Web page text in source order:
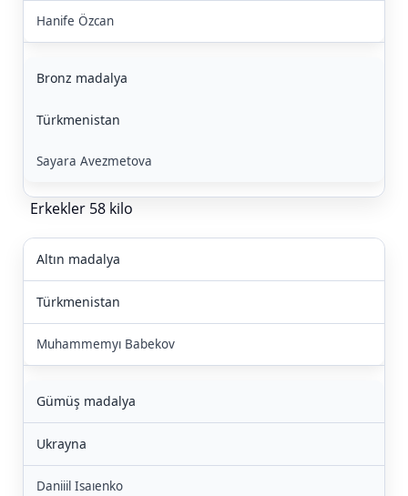
Hanife Özcan
Bronz madalya
Türkmenistan
Sayara Avezmetova
Erkekler 58 kilo
Altın madalya
Türkmenistan
Muhammemyı Babekov
Gümüş madalya
Ukrayna
Daniiil Isaıenko